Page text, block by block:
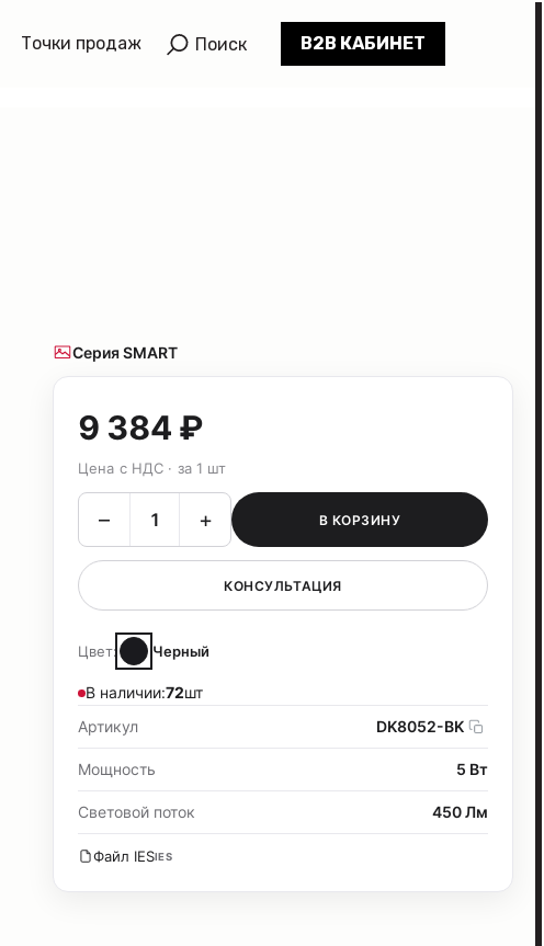
Поиск B2B КАБИНЕТ
Точки продаж
Серия SMART
9 384 ₽
Цена с НДС · за 1 шт
– + В КОРЗИНУ
КОНСУЛЬТАЦИЯ
Цвет: Черный
В наличии:72шт
Артикул
DK8052-BK
Мощность 5 Вт
Световой поток 450 Лм
Файл IESIES